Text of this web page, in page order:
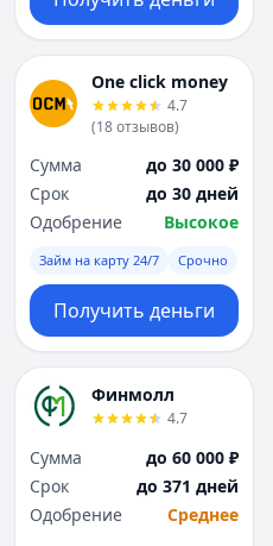
One click money
4.7
(18отзывов)
Сумма
до 30 000 ₽
Срок
до 30 дней
Одобрение
Высокое
Займ на карту 24/7 Срочно
Получить деньги
Финмолл
4.7
Сумма
до 60 000 ₽
Срок
до 371 дней
Одобрение
Среднее